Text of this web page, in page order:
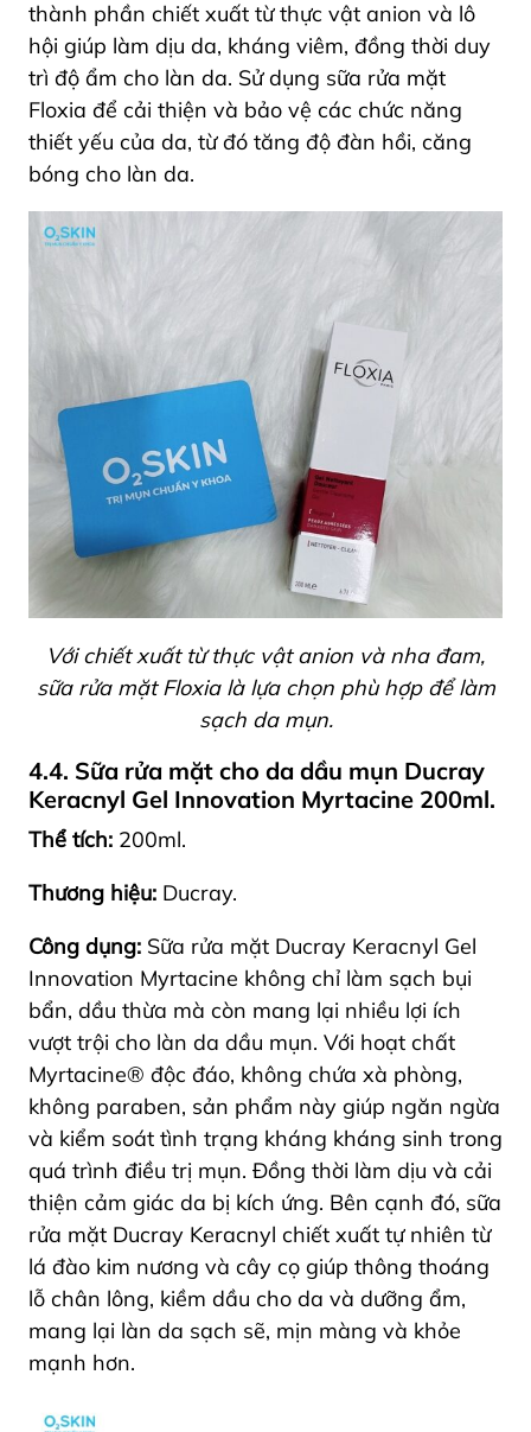
thành phần chiết xuất từ thực vật anion và lô
hội giúp làm dịu da, kháng viêm, đồng thời duy
trì độ ẩm cho làn da. Sử dụng sữa rửa mặt
Floxia để cải thiện và bảo vệ các chức năng
thiết yếu của da, từ đó tăng độ đàn hồi, căng
bóng cho làn da.
Với chiết xuất từ thực vật anion và nha đam,
sữa rửa mặt Floxia là lựa chọn phù hợp để làm
sạch da mụn.
4.4. Sữa rửa mặt cho da dầu mụn Ducray
Keracnyl Gel Innovation Myrtacine 200ml.
Thể tích: 200ml.
Thương hiệu: Ducray.
Công dụng: Sữa rửa mặt Ducray Keracnyl Gel
Innovation Myrtacine không chỉ làm sạch bụi
bẩn, dầu thừa mà còn mang lại nhiều lợi ích
vượt trội cho làn da dầu mụn. Với hoạt chất
Myrtacine® độc đáo, không chứa xà phòng,
không paraben, sản phẩm này giúp ngăn ngừa
và kiểm soát tình trạng kháng kháng sinh trong
quá trình điều trị mụn. Đồng thời làm dịu và cải
thiện cảm giác da bị kích ứng. Bên cạnh đó, sữa
rửa mặt Ducray Keracnyl chiết xuất tự nhiên từ
lá đào kim nương và cây cọ giúp thông thoáng
lỗ chân lông, kiềm dầu cho da và dưỡng ẩm,
mang lại làn da sạch sẽ, mịn màng và khỏe
mạnh hơn.